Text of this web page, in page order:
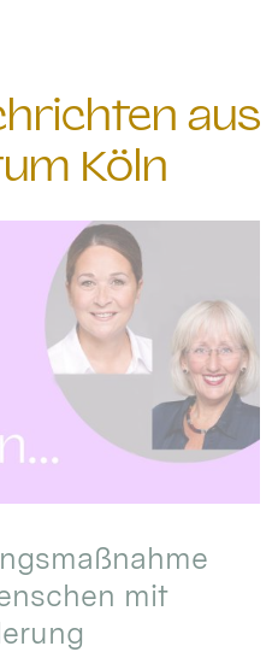
aus
Köln
mit